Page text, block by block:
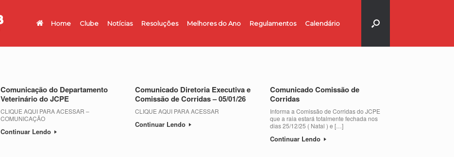
Home Clube Notícias Resoluções Melhores do Ano Regulamentos Calendário
Comunicação do Departamento
Veterinário do JCPE
CLIQUE AQUI PARA ACESSAR –
COMUNICAÇÃO
Continuar Lendo
Comunicado Diretoria Executiva e
Comissão de Corridas – 05/01/26
CLIQUE AQUI PARA ACESSAR
Continuar Lendo
Comunicado Comissão de
Corridas
Informa a Comissão de Corridas do JCPE
que a raia estará totalmente fechada nos
dias 25/12/25 ( Natal ) e […]
Continuar Lendo